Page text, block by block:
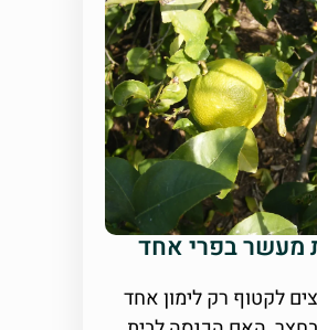
מעשר בפרי אחד
לקטוף רק לימון אחד